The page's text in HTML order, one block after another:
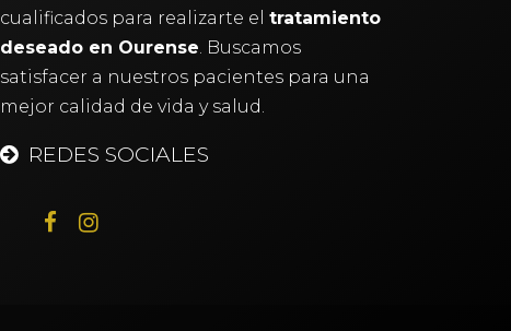
cualificados para realizarte el tratamiento
deseado en Ourense . Buscamos
satisfacer a nuestros pacientes para una
mejor calidad de vida y salud.
REDES SOCIALES